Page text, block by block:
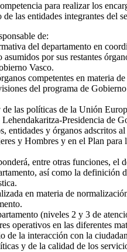
para realizar los
las entidades integrantes del
de:
del departamento en
por sus restantes
Vasco.
competentes en materia
del programa de
las políticas de la Unión
Presidencia de
y órganos adscritos
y Hombres y en el Plan
entre otras funciones,
así como la definición
en materia de
(niveles 2 y 3 de
operativos en las diferentes
la interacción con la
y de la calidad de los